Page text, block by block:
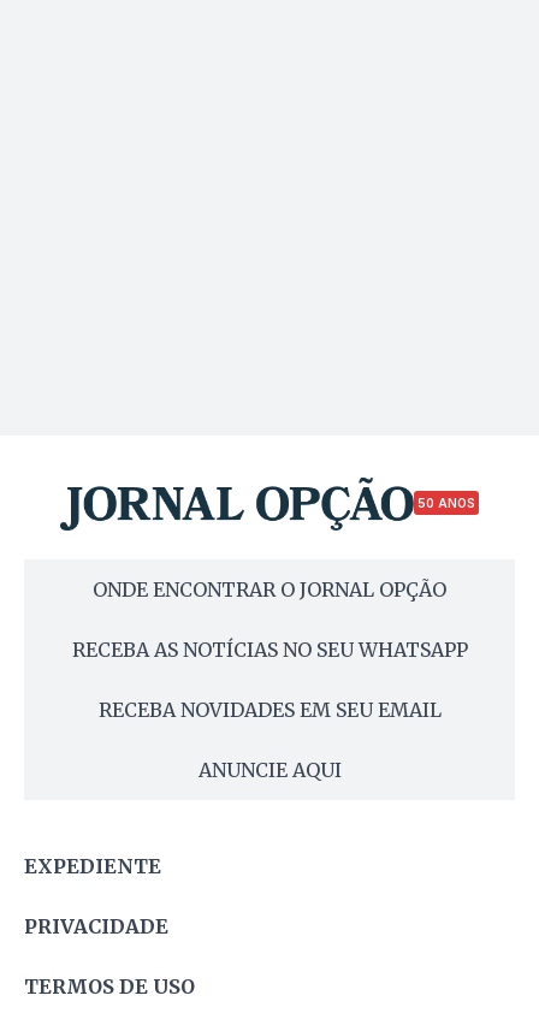
50 ANOS
ONDE ENCONTRAR O JORNAL OPÇÃO
RECEBA AS NOTÍCIAS NO SEU WHATSAPP
RECEBA NOVIDADES EM SEU EMAIL
ANUNCIE AQUI
EXPEDIENTE
PRIVACIDADE
TERMOS DE USO